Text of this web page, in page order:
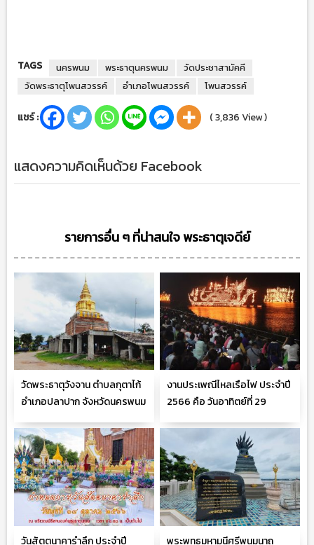
TAGS นครพนม พระธาตุนครพนม
วัดประชาสามัคคี
วัดพระธาตุโพนสวรรค์
อำเภอโพนสวรรค์ โพนสวรรค์
แชร์ : ( 3,836 View )
แสดงความคิดเห็นด้วย Facebook
รายการอื่น ๆ ที่น่าสนใจ พระธาตุเจดีย์
วัดพระธาตุวังจาน ตำบลกุตาไก้
อำเภอปลาปาก จังหวัดนครพนม
งานประเพณีไหลเรือไฟ ประจำปี
2566 คือ วันอาทิตย์ที่ 29
ตุลาคม 2566
วันสัตตนาคารำลึก ประจำปี
พระพุทธมหามุนีศรีพนมนาถ